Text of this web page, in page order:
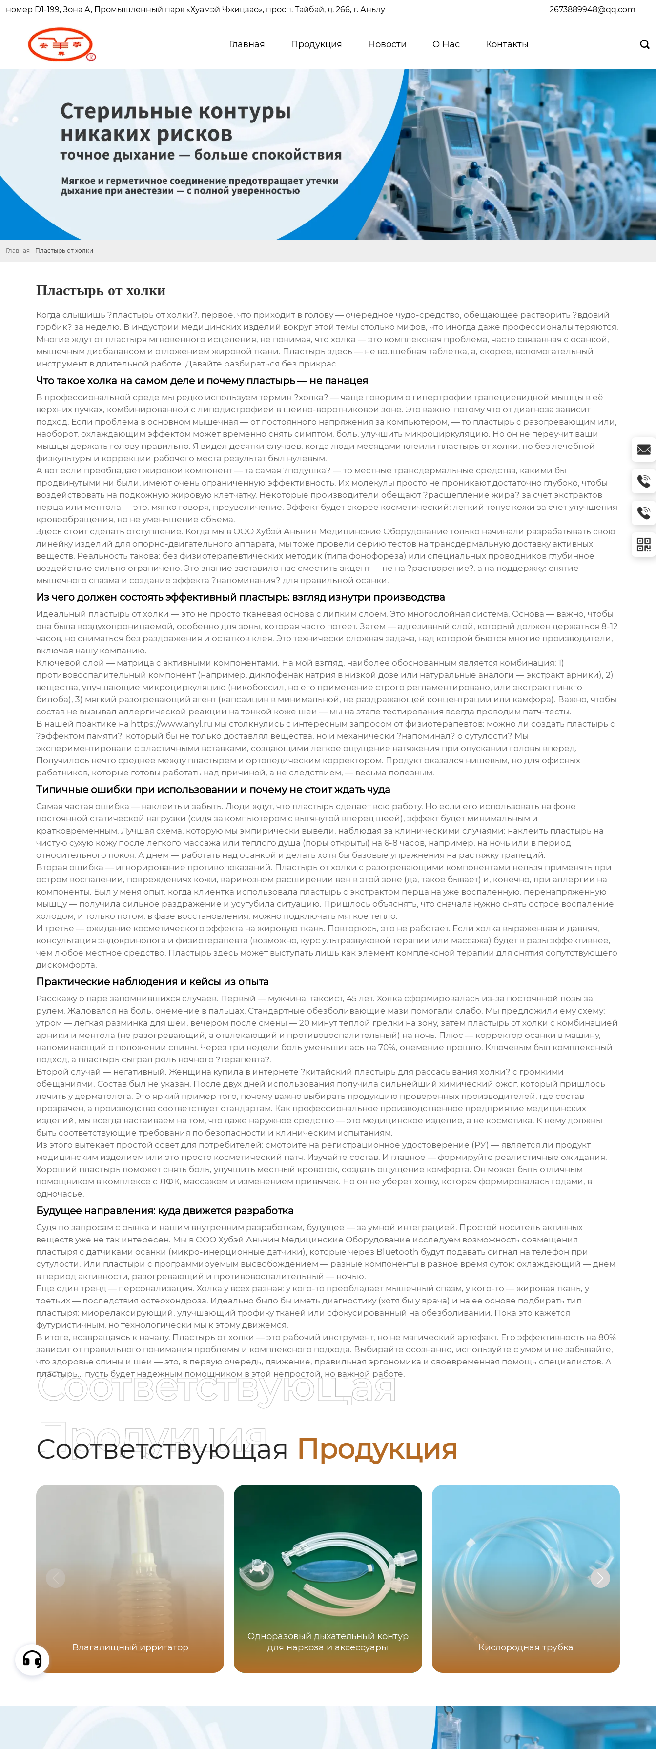
номер D1-199, Зона А, Промышленный парк «Хуамэй Чжицзао», просп. Тайбай, д. 266, г. Аньлу 2673889948@qq.com
Главная Продукция Новости О Hас Контакты 
Главная - Пластырь от холки
Пластырь от холки
Когда слышишь ?пластырь от холки?, первое, что приходит в голову — очередное чудо-средство, обещающее растворить ?вдовий
горбик? за неделю. В индустрии медицинских изделий вокруг этой темы столько мифов, что иногда даже профессионалы теряются.
Многие ждут от пластыря мгновенного исцеления, не понимая, что холка — это комплексная проблема, часто связанная с осанкой,
мышечным дисбалансом и отложением жировой ткани. Пластырь здесь — не волшебная таблетка, а, скорее, вспомогательный
инструмент в длительной работе. Давайте разбираться без прикрас.
Что такое холка на самом деле и почему пластырь — не панацея
В профессиональной среде мы редко используем термин ?холка? — чаще говорим о гипертрофии трапециевидной мышцы в её
верхних пучках, комбинированной с липодистрофией в шейно-воротниковой зоне. Это важно, потому что от диагноза зависит
подход. Если проблема в основном мышечная — от постоянного напряжения за компьютером, — то пластырь с разогревающим или,
наоборот, охлаждающим эффектом может временно снять симптом, боль, улучшить микроциркуляцию. Но он не переучит ваши
мышцы держать голову правильно. Я видел десятки случаев, когда люди месяцами клеили пластырь от холки, но без лечебной
физкультуры и коррекции рабочего места результат был нулевым.
А вот если преобладает жировой компонент — та самая ?подушка? — то местные трансдермальные средства, какими бы
продвинутыми ни были, имеют очень ограниченную эффективность. Их молекулы просто не проникают достаточно глубоко, чтобы
воздействовать на подкожную жировую клетчатку. Некоторые производители обещают ?расщепление жира? за счёт экстрактов
перца или ментола — это, мягко говоря, преувеличение. Эффект будет скорее косметический: легкий тонус кожи за счет улучшения
кровообращения, но не уменьшение объема.
Здесь стоит сделать отступление. Когда мы в ООО Хубэй Аньнин Медицинские Оборудование только начинали разрабатывать свою
линейку изделий для опорно-двигательного аппарата, мы тоже провели серию тестов на трансдермальную доставку активных
веществ. Реальность такова: без физиотерапевтических методик (типа фонофореза) или специальных проводников глубинное
воздействие сильно ограничено. Это знание заставило нас сместить акцент — не на ?растворение?, а на поддержку: снятие
мышечного спазма и создание эффекта ?напоминания? для правильной осанки.
Из чего должен состоять эффективный пластырь: взгляд изнутри производства
Идеальный пластырь от холки — это не просто тканевая основа с липким слоем. Это многослойная система. Основа — важно, чтобы
она была воздухопроницаемой, особенно для зоны, которая часто потеет. Затем — адгезивный слой, который должен держаться 8-12
часов, но сниматься без раздражения и остатков клея. Это технически сложная задача, над которой бьются многие производители,
включая нашу компанию.
Ключевой слой — матрица с активными компонентами. На мой взгляд, наиболее обоснованным является комбинация: 1)
противовоспалительный компонент (например, диклофенак натрия в низкой дозе или натуральные аналоги — экстракт арники), 2)
вещества, улучшающие микроциркуляцию (никобоксил, но его применение строго регламентировано, или экстракт гинкго
билоба), 3) мягкий разогревающий агент (капсаицин в минимальной, не раздражающей концентрации или камфора). Важно, чтобы
состав не вызывал аллергической реакции на тонкой коже шеи — мы на этапе тестирования всегда проводим патч-тесты.
В нашей практике на https://www.anyl.ru мы столкнулись с интересным запросом от физиотерапевтов: можно ли создать пластырь с
?эффектом памяти?, который бы не только доставлял вещества, но и механически ?напоминал? о сутулости? Мы
экспериментировали с эластичными вставками, создающими легкое ощущение натяжения при опускании головы вперед.
Получилось нечто среднее между пластырем и ортопедическим корректором. Продукт оказался нишевым, но для офисных
работников, которые готовы работать над причиной, а не следствием, — весьма полезным.
Типичные ошибки при использовании и почему не стоит ждать чуда
Самая частая ошибка — наклеить и забыть. Люди ждут, что пластырь сделает всю работу. Но если его использовать на фоне
постоянной статической нагрузки (сидя за компьютером с вытянутой вперед шеей), эффект будет минимальным и
кратковременным. Лучшая схема, которую мы эмпирически вывели, наблюдая за клиническими случаями: наклеить пластырь на
чистую сухую кожу после легкого массажа или теплого душа (поры открыты) на 6-8 часов, например, на ночь или в период
относительного покоя. А днем — работать над осанкой и делать хотя бы базовые упражнения на растяжку трапеций.
Вторая ошибка — игнорирование противопоказаний. Пластырь от холки с разогревающими компонентами нельзя применять при
остром воспалении, повреждениях кожи, варикозном расширении вен в этой зоне (да, такое бывает) и, конечно, при аллергии на
компоненты. Был у меня опыт, когда клиентка использовала пластырь с экстрактом перца на уже воспаленную, перенапряженную
мышцу — получила сильное раздражение и усугубила ситуацию. Пришлось объяснять, что сначала нужно снять острое воспаление
холодом, и только потом, в фазе восстановления, можно подключать мягкое тепло.
И третье — ожидание косметического эффекта на жировую ткань. Повторюсь, это не работает. Если холка выраженная и давняя,
консультация эндокринолога и физиотерапевта (возможно, курс ультразвуковой терапии или массажа) будет в разы эффективнее,
чем любое местное средство. Пластырь здесь может выступать лишь как элемент комплексной терапии для снятия сопутствующего
дискомфорта.
Практические наблюдения и кейсы из опыта
Расскажу о паре запомнившихся случаев. Первый — мужчина, таксист, 45 лет. Холка сформировалась из-за постоянной позы за
рулем. Жаловался на боль, онемение в пальцах. Стандартные обезболивающие мази помогали слабо. Мы предложили ему схему:
утром — легкая разминка для шеи, вечером после смены — 20 минут теплой грелки на зону, затем пластырь от холки с комбинацией
арники и ментола (не разогревающий, а отвлекающий и противовоспалительный) на ночь. Плюс — корректор осанки в машину,
напоминающий о положении спины. Через три недели боль уменьшилась на 70%, онемение прошло. Ключевым был комплексный
подход, а пластырь сыграл роль ночного ?терапевта?.
Второй случай — негативный. Женщина купила в интернете ?китайский пластырь для рассасывания холки? с громкими
обещаниями. Состав был не указан. После двух дней использования получила сильнейший химический ожог, который пришлось
лечить у дерматолога. Это яркий пример того, почему важно выбирать продукцию проверенных производителей, где состав
прозрачен, а производство соответствует стандартам. Как профессиональное производственное предприятие медицинских
изделий, мы всегда настаиваем на том, что даже наружное средство — это медицинское изделие, а не косметика. К нему должны
быть соответствующие требования по безопасности и клиническим испытаниям.
Из этого вытекает простой совет для потребителей: смотрите на регистрационное удостоверение (РУ) — является ли продукт
медицинским изделием или это просто косметический патч. Изучайте состав. И главное — формируйте реалистичные ожидания.
Хороший пластырь поможет снять боль, улучшить местный кровоток, создать ощущение комфорта. Он может быть отличным
помощником в комплексе с ЛФК, массажем и изменением привычек. Но он не уберет холку, которая формировалась годами, в
одночасье.
Будущее направления: куда движется разработка
Судя по запросам с рынка и нашим внутренним разработкам, будущее — за умной интеграцией. Простой носитель активных
веществ уже не так интересен. Мы в ООО Хубэй Аньнин Медицинские Оборудование исследуем возможность совмещения
пластыря с датчиками осанки (микро-инерционные датчики), которые через Bluetooth будут подавать сигнал на телефон при
сутулости. Или пластыри с программируемым высвобождением — разные компоненты в разное время суток: охлаждающий — днем
в период активности, разогревающий и противовоспалительный — ночью.
Еще один тренд — персонализация. Холка у всех разная: у кого-то преобладает мышечный спазм, у кого-то — жировая ткань, у
третьих — последствия остеохондроза. Идеально было бы иметь диагностику (хотя бы у врача) и на её основе подбирать тип
пластыря: миорелаксирующий, улучшающий трофику тканей или сфокусированный на обезболивании. Пока это кажется
футуристичным, но технологически мы к этому движемся.
В итоге, возвращаясь к началу. Пластырь от холки — это рабочий инструмент, но не магический артефакт. Его эффективность на 80%
зависит от правильного понимания проблемы и комплексного подхода. Выбирайте осознанно, используйте с умом и не забывайте,
что здоровье спины и шеи — это, в первую очередь, движение, правильная эргономика и своевременная помощь специалистов. А
пластырь… пусть будет надежным помощником в этой непростой, но важной работе.
Соответствующая Продукция
Соответствующая
Продукция
Влагалищный ирригатор
Одноразовый дыхательный контур
для наркоза и аксессуары
Кислородная трубка